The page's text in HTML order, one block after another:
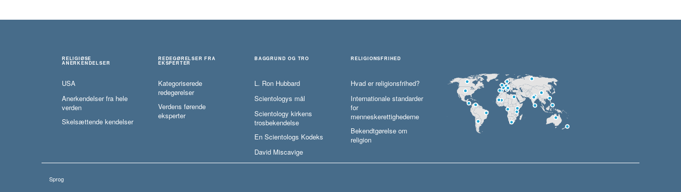
RELIGIØSE
ANERKENDELSER
USA
Anerkendelser fra hele
verden
Skelsættende kendelser
REDEGØRELSER FRA
EKSPERTER
Kategoriserede
redegørelser
Verdens førende
eksperter
BAGGRUND OG TRO
L. Ron Hubbard
Scientologys mål
Scientology kirkens
trosbekendelse
En Scientologs Kodeks
David Miscavige
RELIGIONSFRIHED
Hvad er religionsfrihed?
Internationale standarder
for
menneskerettighederne
Bekendtgørelse om
religion
Sprog